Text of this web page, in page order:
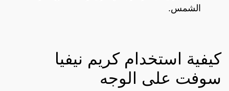
الشمس.
كيفية استخدام كريم نيفيا
سوفت على الوجه